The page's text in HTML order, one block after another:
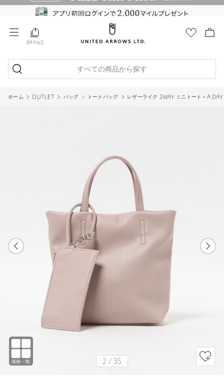
BRAND
すべての商品から探す
ホーム OUTLET バッグ トートバッグ レザーライク 2WAY ミニトート＜A
2 / 35
35